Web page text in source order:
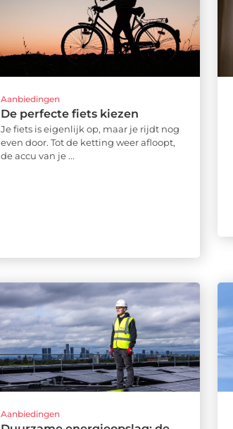
Aanbiedingen
De perfecte fiets kiezen
Je fiets is eigenlijk op, maar je rijdt nog
even door. Tot de ketting weer afloopt,
de accu van je ...
Aanbiedingen